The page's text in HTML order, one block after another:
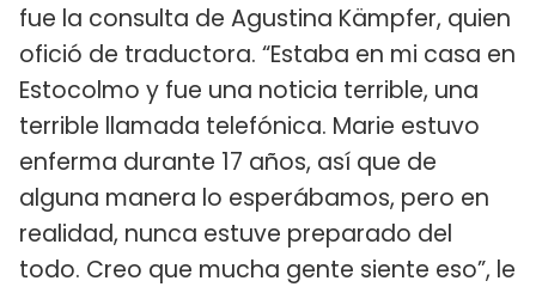
fue la consulta de Agustina Kämpfer, quien
ofició de traductora. “Estaba en mi casa en
Estocolmo y fue una noticia terrible, una
terrible llamada telefónica. Marie estuvo
enferma durante 17 años, así que de
alguna manera lo esperábamos, pero en
realidad, nunca estuve preparado del
todo. Creo que mucha gente siente eso”, le